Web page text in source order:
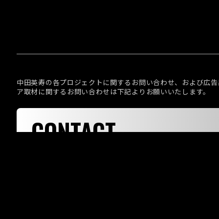
中田英寿の各プロジェクトに関するお問い合わせ、および広告
ア取材に関するお問い合わせは下記よりお願いいたします。
CONTACT